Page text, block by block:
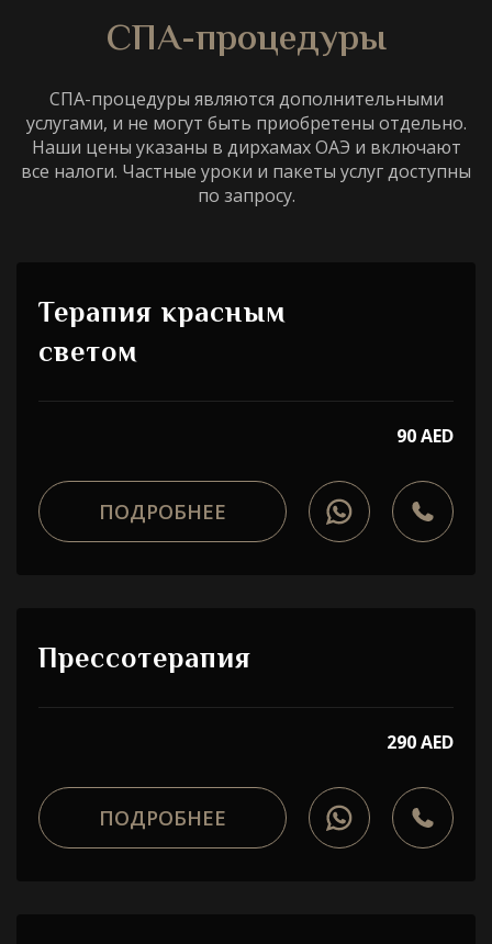
СПА-процедуры
СПА-процедуры являются дополнительными
услугами, и не могут быть приобретены отдельно.
Наши цены указаны в дирхамах ОАЭ и включают
все налоги. Частные уроки и пакеты услуг доступны
по запросу.
Терапия красным
светом
90 AED
ПОДРОБНЕЕ
Прессотерапия
290 AED
ПОДРОБНЕЕ